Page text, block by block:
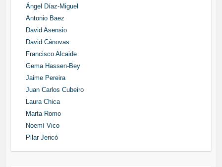
Ángel Díaz-Miguel
Antonio Baez
David Asensio
David Cánovas
Francisco Alcaide
Gema Hassen-Bey
Jaime Pereira
Juan Carlos Cubeiro
Laura Chica
Marta Romo
Noemí Vico
Pilar Jericó